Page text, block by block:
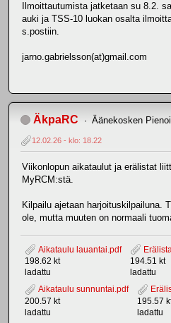
Ilmoittautumista jatketaan su 8.2.
auki ja TSS-10 luokan osalta
s.postiin.
jarno.gabrielsson(at)gmail.com
ÄkpaRC Äänekosken
12.02.26 - klo: 18.22
Viikonlopun aikataulut ja erälistat
MyRCM:stä.
Kilpailu ajetaan harjoituskilpailuna.
ole, mutta muuten on normaali
Aikataulu lauantai.pdf
198.62 kt
ladattu
194.51 kt
ladattu
Aikataulu sunnuntai.pdf
200.57 kt
ladattu
195.57
ladattu